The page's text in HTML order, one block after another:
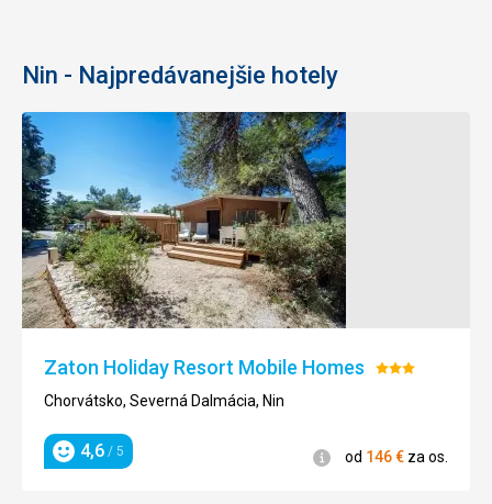
Nin - Najpredávanejšie hotely
Zaton Holiday Resort Mobile Homes Hodnotenie:
Chorvátsko, Severná Dalmácia, Nin
Hodnotenie
4,6 / 5 Informácie
od 146€ za os.